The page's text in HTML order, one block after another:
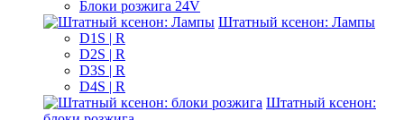
Блоки розжига 24V
Штатный ксенон: Лампы
D1S | R
D2S | R
D3S | R
D4S | R
Штатный ксенон: